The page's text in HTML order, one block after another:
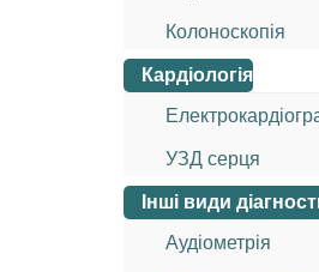
Колоноскопія
Кардіологія
УЗД серця
Інші види
Аудіометрія